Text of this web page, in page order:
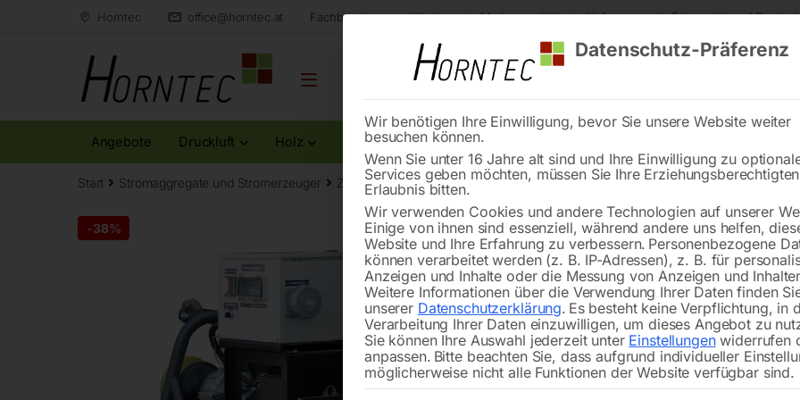
Horntec office@horntec.at Fachberatung aus Kärnten Markenqualität Lieferung nach Österreich und
Angebote Druckluft Holz Metall Reinigung
Start Stromaggregate und Stromerzeuger Zapfwellengenerator Zapfwellen-Stromerzeuger SEZN 45WD-AVR-ECO
-38% 🔍
Zapfwellen-
44,5 kVA max. / 40,5 kVA Dauer
Datenschutz-Präferenz
Wir benötigen Ihre Einwilligung, bevor Sie unsere Website weiter
besuchen können.
Wenn Sie unter 16 Jahre alt sind und Ihre Einwilligung zu
Services geben möchten, müssen Sie Ihre
Erlaubnis bitten.
Wir verwenden Cookies und andere Technologien auf unserer
Einige von ihnen sind essenziell, während andere uns helfen,
Website und Ihre Erfahrung zu verbessern. Personenbezogene
können verarbeitet werden (z. B. IP-Adressen), z. B. für
Anzeigen und Inhalte oder die Messung von Anzeigen und
Weitere Informationen über die Verwendung Ihrer Daten finden
unserer Datenschutzerklärung. Es besteht keine Verpflichtung, in
Verarbeitung Ihrer Daten einzuwilligen, um dieses Angebot zu
Sie können Ihre Auswahl jederzeit unter Einstellungenwiderrufen
anpassen. Bitte beachten Sie, dass aufgrund individueller
möglicherweise nicht alle Funktionen der Website verfügbar sind.